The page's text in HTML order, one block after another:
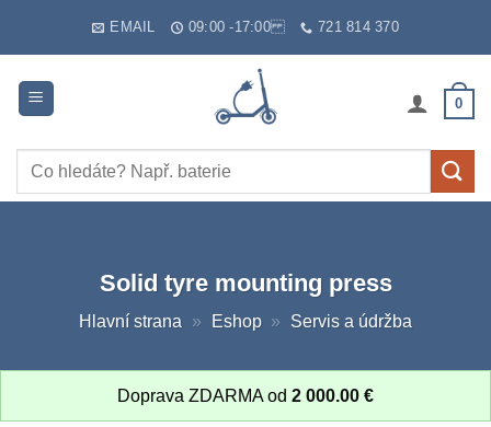
EMAIL 09:00 -17:00 721 814 370
0
Hledat:
Solid tyre mounting press
Hlavní strana » Eshop » Servis a údržba
Doprava ZDARMA od 2 000.00 €